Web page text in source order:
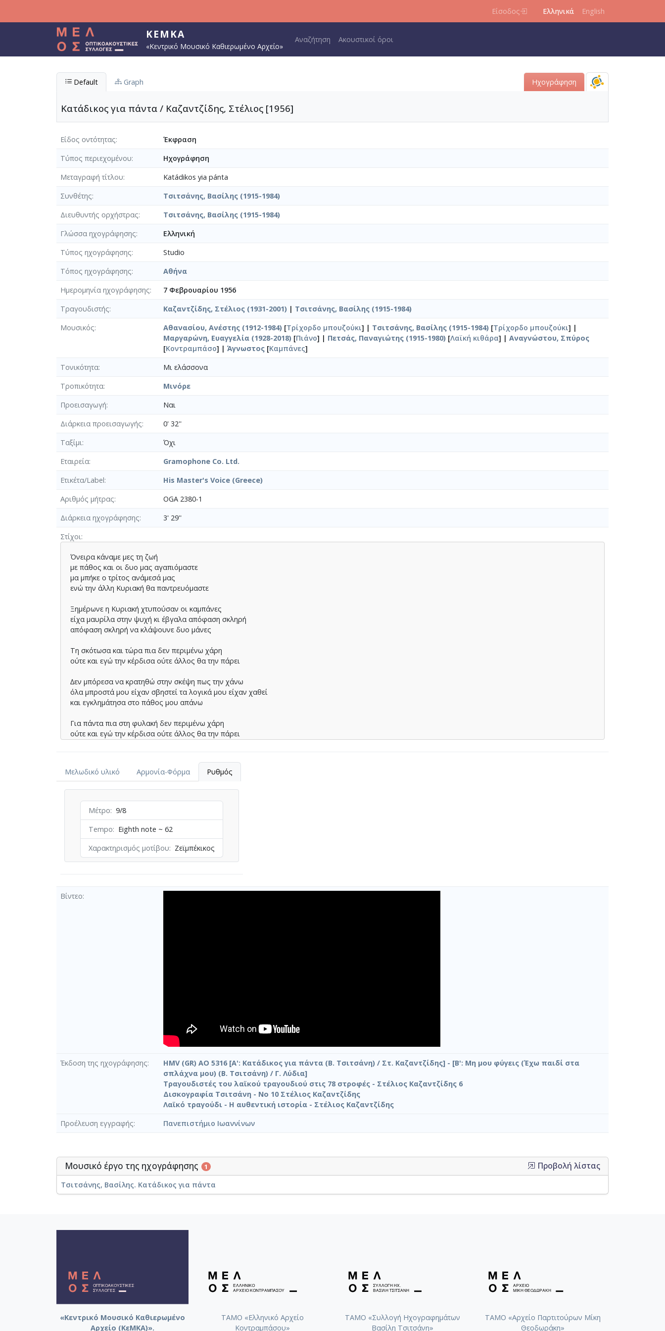
Είσοδος Ελληνικά English
ΚΕΜΚΑ
«Κεντρικό Μουσικό Καθιερωμένο Αρχείο»
Main navigation
Αναζήτηση Ακουστικοί όροι
Default Graph Ηχογράφηση
Κατάδικος για πάντα / Καζαντζίδης, Στέλιος [1956]
Είδος οντότητας
Έκφραση
Τύπος περιεχομένου
Ηχογράφηση
Μεταγραφή τίτλου
Katádikos yia pánta
Συνθέτης
Τσιτσάνης, Βασίλης (1915-1984)
Διευθυντής ορχήστρας
Τσιτσάνης, Βασίλης (1915-1984)
Γλώσσα ηχογράφησης
Ελληνική
Τύπος ηχογράφησης
Studio
Τόπος ηχογράφησης
Αθήνα
Ημερομηνία ηχογράφησης
7 Φεβρουαρίου 1956
Τραγουδιστής
Καζαντζίδης, Στέλιος (1931-2001) | Τσιτσάνης, Βασίλης (1915-1984)
Μουσικός
Αθανασίου, Ανέστης (1912-1984) [Τρίχορδο μπουζούκι] | Τσιτσάνης, Βασίλης (1915-1984) [Τρίχορδο μπουζούκι] |
Μαργαρώνη, Ευαγγελία (1928-2018) [Πιάνο] | Πετσάς, Παναγιώτης (1915-1980) [Λαϊκή κιθάρα] | Αναγνώστου, Σπύρος
[Κοντραμπάσο] | Άγνωστος [Καμπάνες]
Τονικότητα
Μι ελάσσονα
Τροπικότητα
Μινόρε
Προεισαγωγή
Ναι
Διάρκεια προεισαγωγής
0' 32''
Ταξίμι
Όχι
Εταιρεία
Gramophone Co. Ltd.
Ετικέτα/Label
His Master's Voice (Greece)
Αριθμός μήτρας
OGA 2380-1
Διάρκεια ηχογράφησης
3' 29''
Στίχοι
Όνειρα κάναµε µες τη ζωή
µε πάθος και οι δυο µας αγαπιόµαστε
µα µπήκε ο τρίτος ανάµεσά µας
ενώ την άλλη Κυριακή θα παντρευόµαστε
Ξηµέρωνε η Κυριακή χτυπούσαν οι καµπάνες
είχα µαυρίλα στην ψυχή κι έβγαλα απόφαση σκληρή
απόφαση σκληρή να κλάψουνε δυο µάνες
Τη σκότωσα και τώρα πια δεν περιµένω χάρη
ούτε και εγώ την κέρδισα ούτε άλλος θα την πάρει
∆εν µπόρεσα να κρατηθώ στην σκέψη πως την χάνω
όλα µπροστά µου είχαν σβηστεί τα λογικά µου είχαν χαθεί
και εγκληµάτησα στο πάθος µου απάνω
Για πάντα πια στη φυλακή δεν περιµένω χάρη
ούτε και εγώ την κέρδισα ούτε άλλος θα την πάρει
με αίµα το ‘βαψα γι’ αυτό το έγκληµά µου το φρικτό
στα µαύρα σίδερα για πάντα θα πληρώνω
το έγκληµά µου το βαρύ για πάντα θα πληρώνω
Μελωδικό υλικό Αρμονία-Φόρμα Ρυθμός
Μέτρο
9/8
Tempo
Eighth note ~ 62
Χαρακτηρισμός μοτίβου
Ζεϊμπέκικος
Βίντεο
Έκδοση της ηχογράφησης
HMV (GR) AO 5316 [Α': Κατάδικος για πάντα (Β. Τσιτσάνη) / Στ. Καζαντζίδης] - [Β': Μη μου φύγεις (Έχω παιδί στα
σπλάχνα μου) (Β. Τσιτσάνη) / Γ. Λύδια]
Τραγουδιστές του λαϊκού τραγουδιού στις 78 στροφές - Στέλιος Καζαντζίδης 6
Δισκογραφία Τσιτσάνη - Νο 10 Στέλιος Καζαντζίδης
Λαϊκό τραγούδι - Η αυθεντική ιστορία - Στέλιος Καζαντζίδης
Προέλευση εγγραφής
Πανεπιστήμιο Ιωαννίνων
Μουσικό έργο της ηχογράφησης 1 Προβολή λίστας
Τσιτσάνης, Βασίλης. Κατάδικος για πάντα
«Κεντρικό Μουσικό Καθιερωμένο
Αρχείο (ΚεΜΚΑ)».
ΤΑΜΟ «Ελληνικό Αρχείο
Κοντραμπάσου»
ΤΑΜΟ «Συλλογή Ηχογραφημάτων
Βασίλη Τσιτσάνη»
ΤΑΜΟ «Αρχείο Παρτιτούρων Μίκη
Θεοδωράκη»